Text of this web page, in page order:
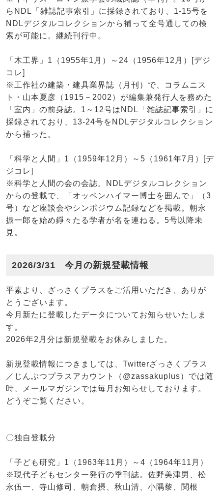
らNDL「雑誌記事索引」に採録されており、1-15号を
NDLデジタルコレクションから補って全号通しての検
索が可能に。継続刊行中。
「木工界」1（1955年1月）～24（1956年12月）[デジ
コレ]
※工作社の建築・建具業界誌（月刊）で、コラムニス
ト・山本夏彦（1915－2002）が編集兼発行人を務めた
「室内」の前身誌。1～12号はNDL「雑誌記事索引」に
採録されており、13-24号をNDLデジタルコレクション
から補った。
「科学と人間」1（1959年12月）～5（1961年7月）[デ
ジコレ]
※科学と人間の会の会誌。NDLデジタルコレクション
からの登載で、「オッペンハイマー博士を囲んで」（3
号）など座談会やシンポジウム記録などを掲載。朝永
振一郎を始め錚々たる学者が名を連ねる。5号以降未
見。
2026/3/31 今月の新規登載情報
平素より、ざっさくプラスをご活用いただき、ありが
とうございます。
今月新たに登載したデータについてお知らせいたしま
す。
2026年2月分は新規登載をお休みしました。
新規登載情報につきましては、Twitterざっさくプラス
／じんぶつプラスアカウント（@zassakuplus）では随
時、メールマガジンでは毎月お知らせしております。
どうぞご覧ください。
〇独自登載分
「子ども研究」1（1963年11月）～4（1964年11月）
※現代子どもセンター発行の季刊誌。佐野美津男、松
永伍一、寺山修司、朝倉摂、秋山清、小隅黎、関根